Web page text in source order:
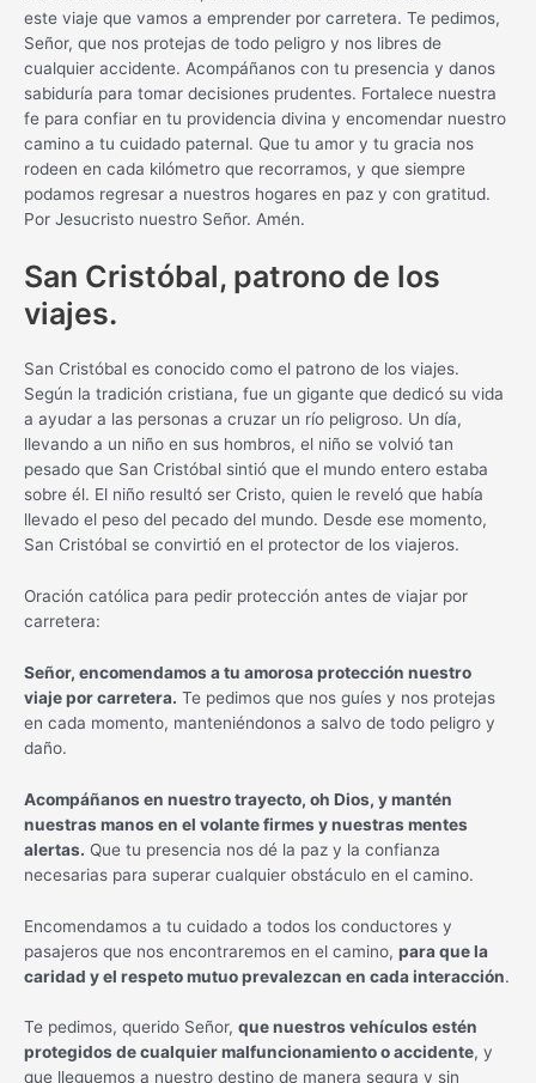
este viaje que vamos a emprender por carretera. Te pedimos,
Señor, que nos protejas de todo peligro y nos libres de
cualquier accidente. Acompáñanos con tu presencia y danos
sabiduría para tomar decisiones prudentes. Fortalece nuestra
fe para confiar en tu providencia divina y encomendar nuestro
camino a tu cuidado paternal. Que tu amor y tu gracia nos
rodeen en cada kilómetro que recorramos, y que siempre
podamos regresar a nuestros hogares en paz y con gratitud.
Por Jesucristo nuestro Señor. Amén.
San Cristóbal, patrono de los
viajes.
San Cristóbal es conocido como el patrono de los viajes.
Según la tradición cristiana, fue un gigante que dedicó su vida
a ayudar a las personas a cruzar un río peligroso. Un día,
llevando a un niño en sus hombros, el niño se volvió tan
pesado que San Cristóbal sintió que el mundo entero estaba
sobre él. El niño resultó ser Cristo, quien le reveló que había
llevado el peso del pecado del mundo. Desde ese momento,
San Cristóbal se convirtió en el protector de los viajeros.
Oración católica para pedir protección antes de viajar por
carretera:
Señor, encomendamos a tu amorosa protección nuestro
viaje por carretera. Te pedimos que nos guíes y nos protejas
en cada momento, manteniéndonos a salvo de todo peligro y
daño.
Acompáñanos en nuestro trayecto, oh Dios, y mantén
nuestras manos en el volante firmes y nuestras mentes
alertas. Que tu presencia nos dé la paz y la confianza
necesarias para superar cualquier obstáculo en el camino.
Encomendamos a tu cuidado a todos los conductores y
pasajeros que nos encontraremos en el camino, para que la
caridad y el respeto mutuo prevalezcan en cada interacción.
Te pedimos, querido Señor, que nuestros vehículos estén
protegidos de cualquier malfuncionamiento o accidente, y
que lleguemos a nuestro destino de manera segura y sin